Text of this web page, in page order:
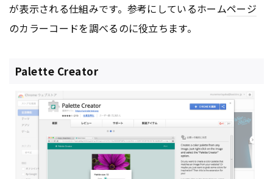
が表示される仕組みです。参考にしているホームページ
のカラーコードを調べるのに役立ちます。
Palette Creator